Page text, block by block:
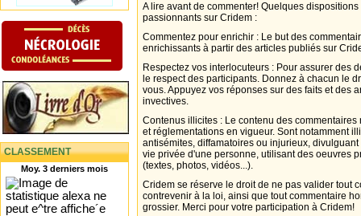
CLASSEMENT
Moy. 3 derniers mois
A lire avant de commenter! Quelques
passionnants sur Cridem :
Commentez pour enrichir : Le but des
enrichissants à partir des articles publiés sur
Respectez vos interlocuteurs : Pour assurer des
le respect des participants. Donnez à chacun le
vous. Appuyez vos réponses sur des faits et des
invectives.
Contenus illicites : Le contenu des
et réglementations en vigueur. Sont notamment
antisémites, diffamatoires ou injurieux,
vie privée d'une personne, utilisant des oeuvres
(textes, photos, vidéos...).
Cridem se réserve le droit de ne pas valider tout
contrevenir à la loi, ainsi que tout commentaire
grossier. Merci pour votre participation à Cridem!